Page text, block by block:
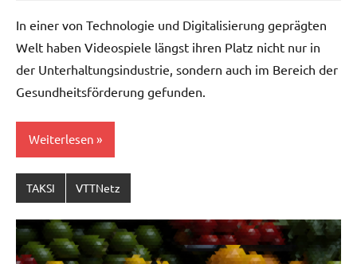
In einer von Technologie und Digitalisierung geprägten
Welt haben Videospiele längst ihren Platz nicht nur in
der Unterhaltungsindustrie, sondern auch im Bereich der
Gesundheitsförderung gefunden.
Weiterlesen
TAKSI VTTNetz